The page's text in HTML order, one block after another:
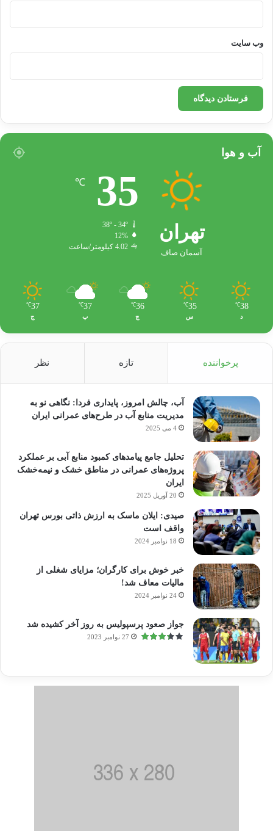
وب‌ سایت
آب و هوا
تهران
آسمان صاف
35
℃
38º - 34º
12%
4.02 کیلومتر/ساعت
38
℃
د
35
℃
س
36
℃
چ
37
℃
پ
37
℃
ج
پرخواننده تازه نظر
آب، چالش امروز، پایداری فردا: نگاهی نو به
مدیریت منابع آب در طرح‌های عمرانی ایران
4 می 2025
تحلیل جامع پیامدهای کمبود منابع آبی بر عملکرد
پروژه‌های عمرانی در مناطق خشک و نیمه‌خشک
ایران
20 آوریل 2025
صیدی: ایلان ماسک به ارزش ذاتی بورس تهران
واقف است
18 نوامبر 2024
خبر خوش برای کارگران؛ مزایای شغلی از
مالیات معاف شد!
24 نوامبر 2024
جواز صعود پرسپولیس به روز آخر کشیده شد
27 نوامبر 2023